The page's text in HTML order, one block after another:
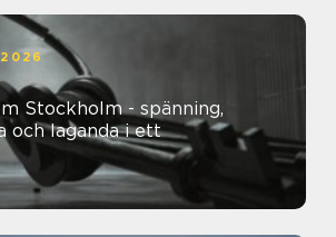
Stockholm - spänning,
och laganda i ett